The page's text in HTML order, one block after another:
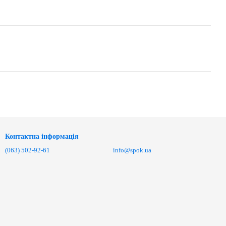
Контактна інформація
(063) 502-92-61
info@spok.ua